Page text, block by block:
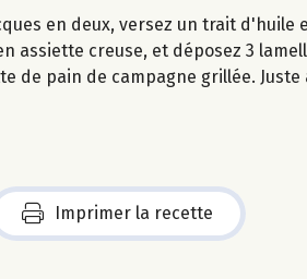
en deux, versez un trait
assiette creuse, et déposez 3
de pain de campagne grillée.
Imprimer la recette